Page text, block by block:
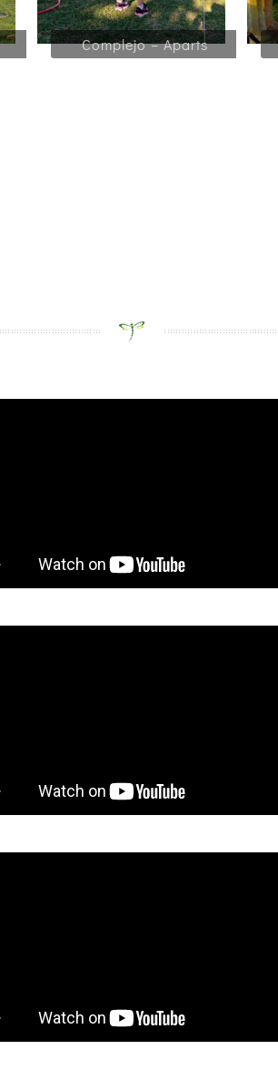
Complejo – Aparts